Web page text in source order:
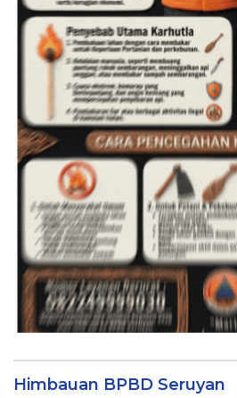
Himbauan BPBD Seruyan